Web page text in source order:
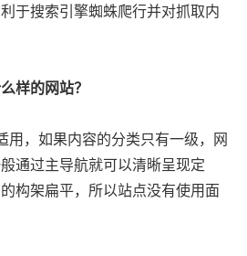
于搜索引擎蜘蛛爬行并对抓取内
样的网站？
用，如果内容的分类只有一级，网
通过主导航就可以清晰呈现定
构架扁平，所以站点没有使用面